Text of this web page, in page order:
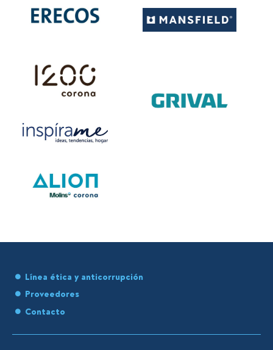
Línea ética y anticorrupción
Proveedores
Contacto